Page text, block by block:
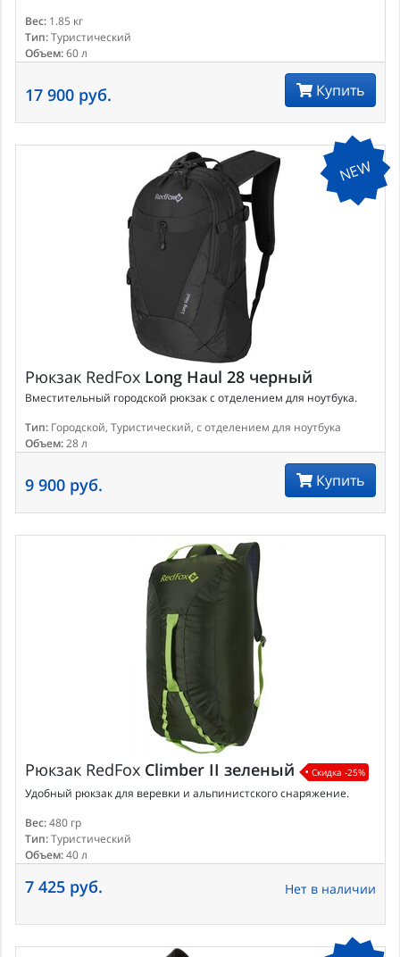
Вес: 1.85 кг
Тип:Туристический
Объем:60 л
17 900 руб. Купить
NEW
Рюкзак RedFox Long Haul 28 черный
Вместительный городской рюкзак с отделением для ноутбука.
Тип: Городской, Туристический, с отделением для ноутбука
Объем:28 л
9 900 руб. Купить
Рюкзак RedFox Climber II зеленый Скидка -25%
Удобный рюкзак для веревки и альпинистского снаряжение.
Вес:480 гр
Тип:Туристический
Объем:40 л
7 425 руб. Нет в наличии